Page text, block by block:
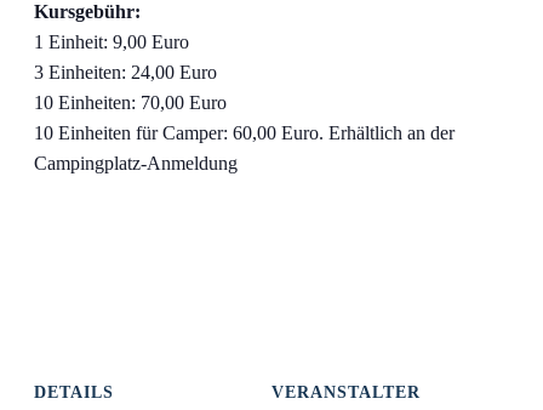
Kursgebühr:
1 Einheit: 9,00 Euro
3 Einheiten: 24,00 Euro
10 Einheiten: 70,00 Euro
10 Einheiten für Camper: 60,00 Euro. Erhältlich an der
Campingplatz-Anmeldung
DETAILS
VERANSTALTER